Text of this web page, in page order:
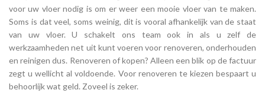
voor uw vloer nodig is om er weer een mooie vloer van te maken.
Soms is dat veel, soms weinig, dit is vooral afhankelijk van de staat
van uw vloer. U schakelt ons team ook in als u zelf de
werkzaamheden net uit kunt voeren voor renoveren, onderhouden
en reinigen dus. Renoveren of kopen? Alleen een blik op de factuur
zegt u wellicht al voldoende. Voor renoveren te kiezen bespaart u
behoorlijk wat geld. Zoveel is zeker.